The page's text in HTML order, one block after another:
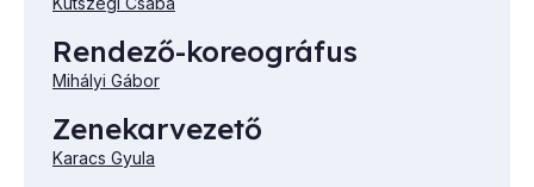
Rendező-koreográfus
Mihályi Gábor
Zenekarvezető
Karacs Gyula